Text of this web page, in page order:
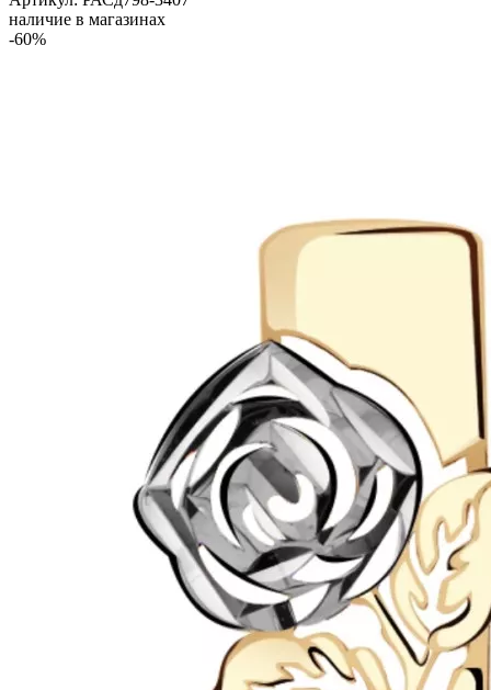
наличие в магазинах
-60%